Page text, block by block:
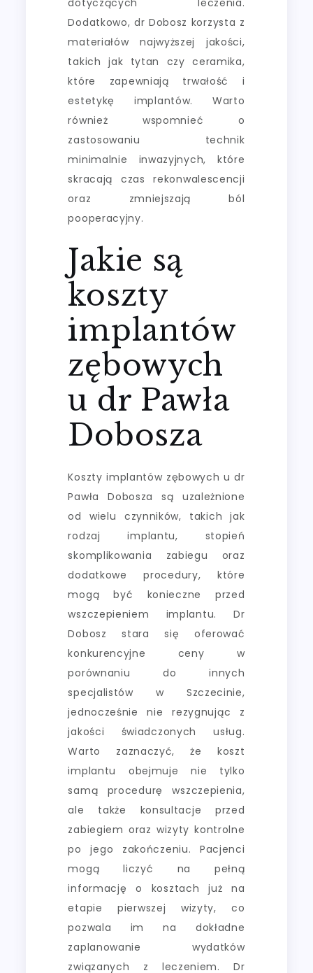
Dodatkowo, dr Dobosz korzysta z
materiałów najwyższej jakości,
takich jak tytan czy ceramika,
które zapewniają trwałość i
estetykę implantów. Warto
również wspomnieć o
zastosowaniu technik
minimalnie inwazyjnych, które
skracają czas rekonwalescencji
oraz zmniejszają ból
pooperacyjny.
Jakie są
koszty
implantów
zębowych
u dr Pawła
Dobosza
Koszty implantów zębowych u dr
Pawła Dobosza są uzależnione
od wielu czynników, takich jak
rodzaj implantu, stopień
skomplikowania zabiegu oraz
dodatkowe procedury, które
mogą być konieczne przed
wszczepieniem implantu. Dr
Dobosz stara się oferować
konkurencyjne ceny w
porównaniu do innych
specjalistów w Szczecinie,
jednocześnie nie rezygnując z
jakości świadczonych usług.
Warto zaznaczyć, że koszt
implantu obejmuje nie tylko
samą procedurę wszczepienia,
ale także konsultacje przed
zabiegiem oraz wizyty kontrolne
po jego zakończeniu. Pacjenci
mogą liczyć na pełną
informację o kosztach już na
etapie pierwszej wizyty, co
pozwala im na dokładne
zaplanowanie wydatków
związanych z leczeniem. Dr